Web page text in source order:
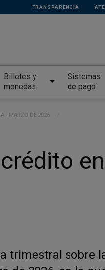
TRANSPARENCIA
Billetes y
monedas
Sistemas
de pago
- MARZO DE 2026
trimestral sobre